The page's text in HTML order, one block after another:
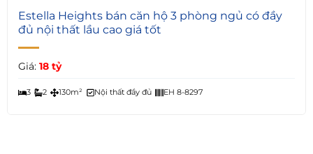
6
Estella Heights bán căn hộ 3 phòng ngủ có đầy
đủ nội thất lầu cao giá tốt
Giá: 18 tỷ
3 2 130m² Nội thất đầy đủ EH 8-8297